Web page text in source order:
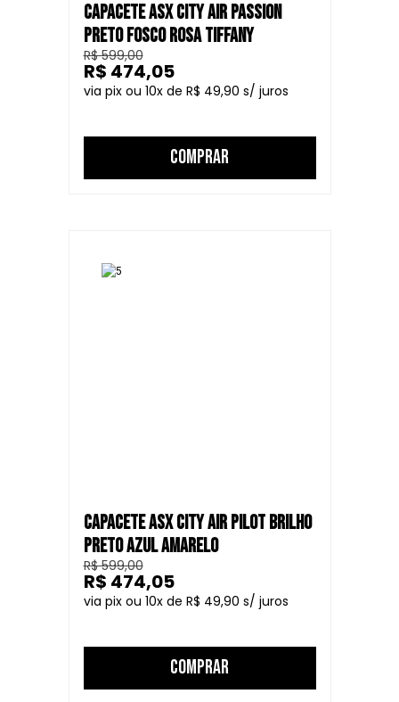
CAPACETE ASX CITY AIR PASSION
PRETO FOSCO ROSA TIFFANY
R$ 599,00
10
R$ 49,90
R$ 474,05
COMPRAR
CAPACETE ASX CITY AIR PILOT BRILHO
PRETO AZUL AMARELO
R$ 599,00
10
R$ 49,90
R$ 474,05
COMPRAR